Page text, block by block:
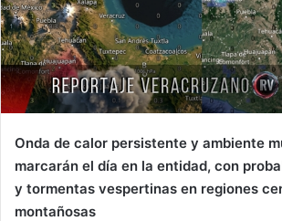
Onda de calor persistente y ambiente
marcarán el día en la entidad, con
y tormentas vespertinas en regiones
montañosas